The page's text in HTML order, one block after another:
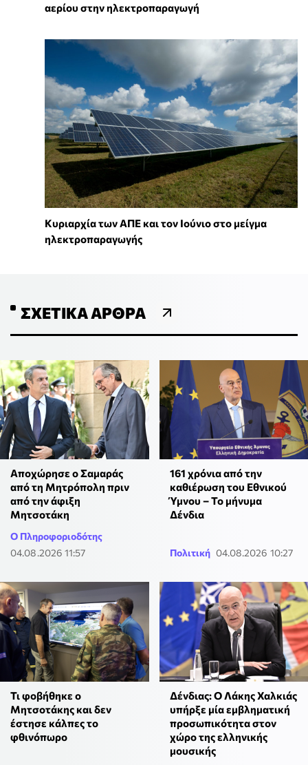
αερίου στην ηλεκτροπαραγωγή
Κυριαρχία των ΑΠΕ και τον Ιούνιο στο μείγμα
ηλεκτροπαραγωγής
ΣΧΕΤΙΚΆ ΆΡΘΡΑ
Αποχώρησε ο Σαμαράς
από τη Μητρόπολη πριν
από την άφιξη
Μητσοτάκη
Ο Πληροφοριοδότης
04.08.2026 11:57
161 χρόνια από την
καθιέρωση του Εθνικού
Ύμνου – Το μήνυμα
Δένδια
Πολιτική 04.08.2026 10:27
Τι φοβήθηκε ο
Μητσοτάκης και δεν
έστησε κάλπες το
φθινόπωρο
Δένδιας: Ο Λάκης Χαλκιάς
υπήρξε μία εμβληματική
προσωπικότητα στον
χώρο της ελληνικής
μουσικής